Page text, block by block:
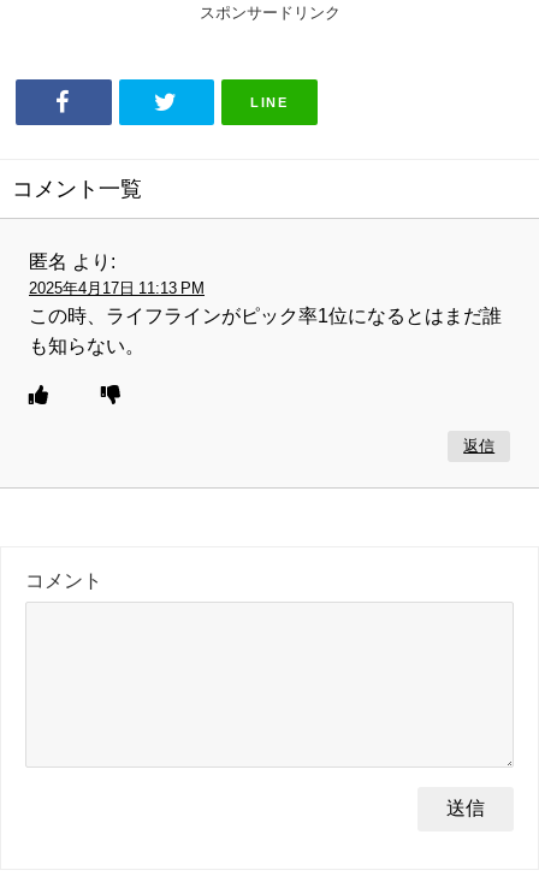
スポンサードリンク
LINE
コメント一覧
匿名 より:
2025年4月17日 11:13 PM
この時、ライフラインがピック率1位になるとはまだ誰
も知らない。
返信
コメント